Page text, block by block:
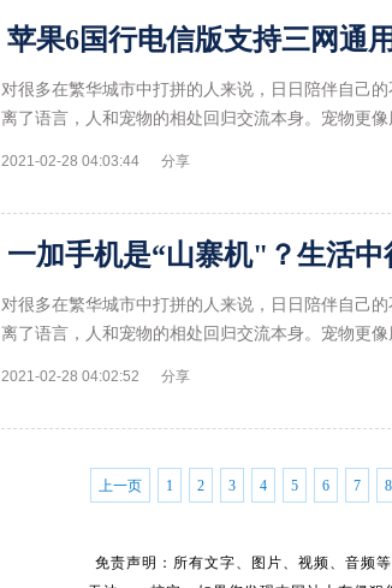
苹果6国行电信版支持三网通
对很多在繁华城市中打拼的人来说，日日陪伴自己
离了语言，人和宠物的相处回归交流本身。宠物更
2021-02-28 04:03:44 分享
一加手机是“山寨机"？生活
对很多在繁华城市中打拼的人来说，日日陪伴自己
离了语言，人和宠物的相处回归交流本身。宠物更
2021-02-28 04:02:52 分享
上一页 1 2 3 4 5 6 7 8
免责声明：所有文字、图片、视频、音频